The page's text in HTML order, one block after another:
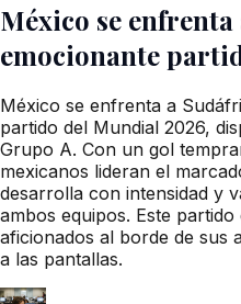
México se
emocionante
México se enfrenta a
partido del Mundial 2026,
Grupo A. Con un gol
mexicanos lideran el
desarrolla con intensidad y
ambos equipos. Este
aficionados al borde de sus
a las pantallas.